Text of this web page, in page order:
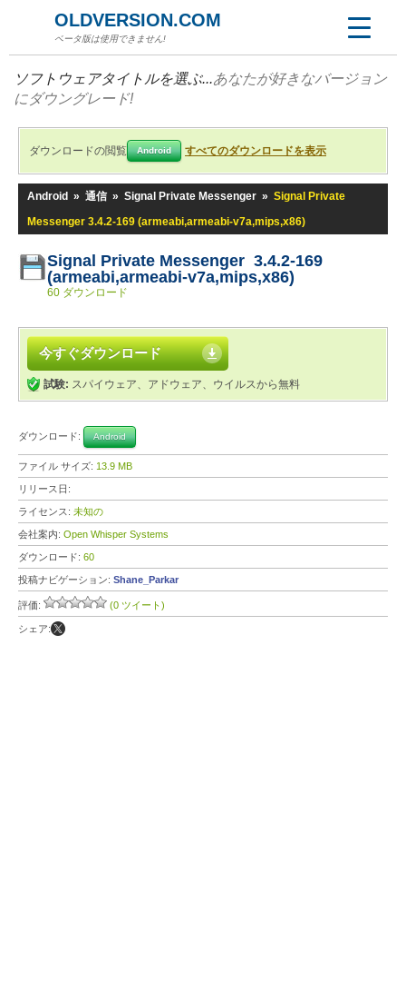
OLDVERSION.COM
ベータ版は使用できません!
ソフトウェアタイトルを選ぶ...あなたが好きなバージョン
にダウングレード!
ダウンロードの閲覧 Android すべてのダウンロードを表示
Android » 通信 » Signal Private Messenger » Signal Private
Messenger 3.4.2-169 (armeabi,armeabi-v7a,mips,x86)
Signal Private Messenger 3.4.2-169
(armeabi,armeabi-v7a,mips,x86)
60 ダウンロード
今すぐダウンロード
試験: スパイウェア、アドウェア、ウイルスから無料
ダウンロード: Android
ファイル サイズ: 13.9 MB
リリース日:
ライセンス: 未知の
会社案内: Open Whisper Systems
ダウンロード: 60
投稿ナビゲーション: Shane_Parkar
評価: (0 ツイート)
シェア: